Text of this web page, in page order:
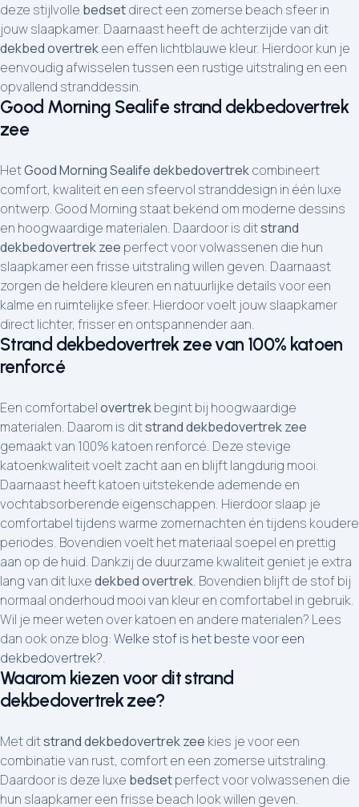
deze stijlvolle bedsetdirect een zomerse beach sfeer in
jouw slaapkamer. Daarnaast heeft de achterzijde van dit
dekbed overtrekeen effen lichtblauwe kleur. Hierdoor kun je
eenvoudig afwisselen tussen een rustige uitstraling en een
opvallend stranddessin.
Good Morning Sealife strand dekbedovertrek
zee
HetGood Morning Sealife dekbedovertrekcombineert
comfort, kwaliteit en een sfeervol stranddesign in één luxe
ontwerp. Good Morning staat bekend om moderne dessins
en hoogwaardige materialen. Daardoor is ditstrand
dekbedovertrek zee perfect voor volwassenen die hun
slaapkamer een frisse uitstraling willen geven. Daarnaast
zorgen de heldere kleuren en natuurlijke details voor een
kalme en ruimtelijke sfeer. Hierdoor voelt jouw slaapkamer
direct lichter, frisser en ontspannender aan.
Strand dekbedovertrek zee van 100% katoen
renforcé
Een comfortabelovertrekbegint bij hoogwaardige
materialen. Daarom is ditstrand dekbedovertrek zee
gemaakt van 100% katoen renforcé. Deze stevige
katoenkwaliteit voelt zacht aan en blijft langdurig mooi.
Daarnaast heeft katoen uitstekende ademende en
vochtabsorberende eigenschappen. Hierdoor slaap je
comfortabel tijdens warme zomernachten én tijdens koudere
periodes. Bovendien voelt het materiaal soepel en prettig
aan op de huid. Dankzij de duurzame kwaliteit geniet je extra
lang van dit luxedekbed overtrek. Bovendien blijft de stof bij
normaal onderhoud mooi van kleur en comfortabel in gebruik.
Wil je meer weten over katoen en andere materialen? Lees
dan ook onze blog:Welke stof is het beste voor een
dekbedovertrek?.
Waarom kiezen voor dit strand
dekbedovertrek zee?
Met ditstrand dekbedovertrek zee kies je voor een
combinatie van rust, comfort en een zomerse uitstraling.
Daardoor is deze luxe bedsetperfect voor volwassenen die
hun slaapkamer een frisse beach look willen geven.